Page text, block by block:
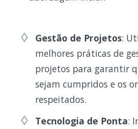
Gestão de Projetos:
melhores práticas de
projetos para garantir
sejam cumpridos e os
respeitados.
Tecnologia de Ponta: